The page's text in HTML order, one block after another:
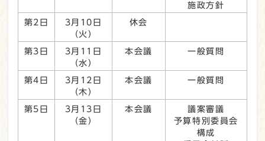
施政方針
第2日
3月10日
（火）
休会
第3日
3月11日
（水）
本会議 一般質問
第4日
3月12日
（木）
本会議 一般質問
第5日
3月13日
（金）
本会議
議案審議
予算特別委員会
構成